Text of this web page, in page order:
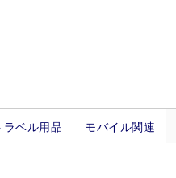
ベル用品 モバイル関連